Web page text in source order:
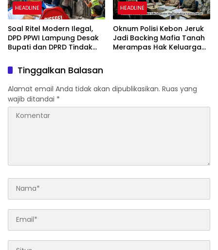
HEADLINE
Soal Ritel Modern Ilegal,
DPD PPWI Lampung Desak
Bupati dan DPRD Tindak
No 02/2016
HEADLINE
Oknum Polisi Kebon Jeruk
Jadi Backing Mafia Tanah
Merampas Hak Keluarga
Tinggalkan Balasan
Alamat email Anda tidak akan dipublikasikan. Ruas yang
wajib ditandai *